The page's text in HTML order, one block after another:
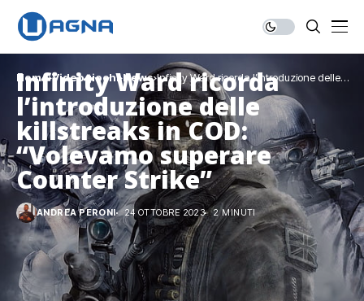
Home Videogiochi News Infinity Ward ricorda l’introduzione delle
killstreaks in COD: “Volevamo superare
Counter Strike”
Infinity Ward ricorda
l’introduzione delle
killstreaks in COD:
“Volevamo superare
Counter Strike”
ANDREA PERONI 24 OTTOBRE 2023 2 MINUTI